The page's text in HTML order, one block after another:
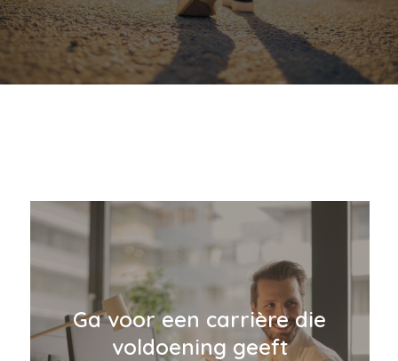
Ga voor een carrière die
voldoening geeft